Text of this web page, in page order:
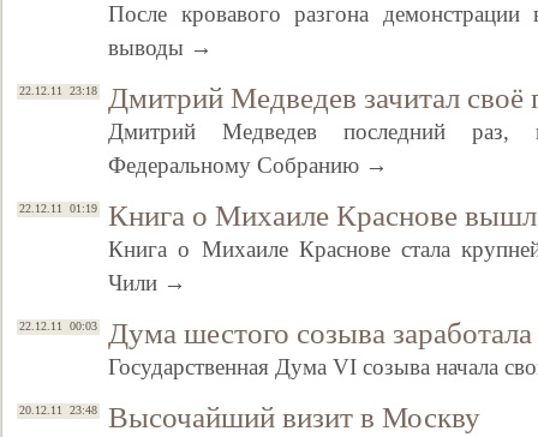
После кровавого разгона
выводы →
22.12.11 23:18 Дмитрий Медведев зачитал своё
Дмитрий Медведев последний раз,
Федеральному Собранию →
22.12.11 01:19 Книга о Михаиле Краснове
Книга о Михаиле Краснове стала
Чили →
22.12.11 00:03 Дума шестого созыва заработала
Государственная Дума VI созыва начала
20.12.11 23:48 Высочайший визит в Москву